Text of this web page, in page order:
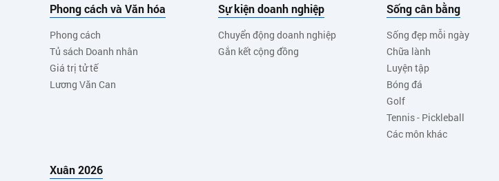
Phong cách và Văn hóa
Phong cách
Tủ sách Doanh nhân
Giá trị tử tế
Lương Văn Can
Sự kiện doanh nghiệp
Chuyển động doanh nghiệp
Gắn kết cộng đồng
Sống cân bằng
Sống đẹp mỗi ngày
Chữa lành
Luyện tập
Bóng đá
Golf
Tennis - Pickleball
Các môn khác
Xuân 2026